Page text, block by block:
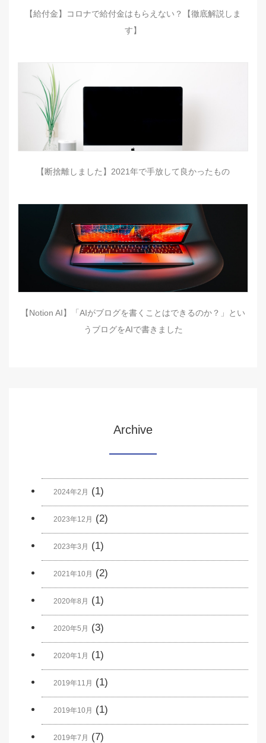
【給付金】コロナで給付金はもらえない？【徹底解説しま
す】
【断捨離しました】2021年で手放して良かったもの
【Notion AI】「AIがブログを書くことはできるのか？」とい
うブログをAIで書きました
Archive
2024年2月 (1)
2023年12月 (2)
2023年3月 (1)
2021年10月 (2)
2020年8月 (1)
2020年5月 (3)
2020年1月 (1)
2019年11月 (1)
2019年10月 (1)
2019年7月 (7)